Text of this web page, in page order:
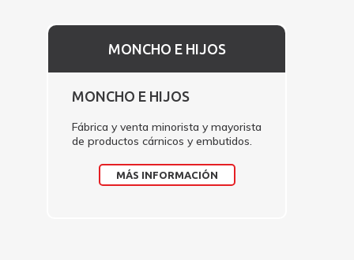
MONCHO E HIJOS
MONCHO E HIJOS
Fábrica y venta minorista y mayorista
de productos cárnicos y embutidos.
MÁS INFORMACIÓN